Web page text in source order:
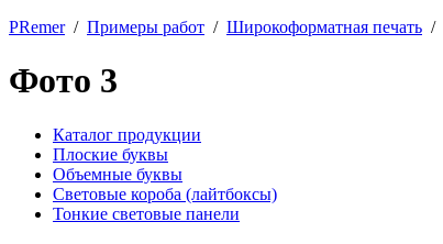
PRemer/ Примеры работ / Широкоформатная печать /
Фото 3
Каталог продукции
Плоские буквы
Объемные буквы
Световые короба (лайтбоксы)
Тонкие световые панели